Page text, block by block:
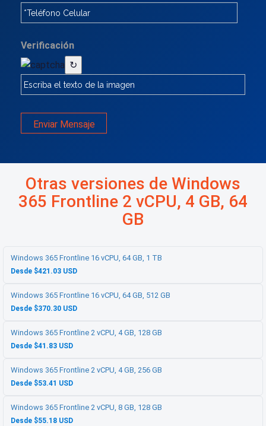
Verificación
↻
Enviar Mensaje
Otras versiones de Windows
365 Frontline 2 vCPU, 4 GB, 64
GB
Windows 365 Frontline 16 vCPU, 64 GB, 1 TB
Desde $421.03 USD
Windows 365 Frontline 16 vCPU, 64 GB, 512 GB
Desde $370.30 USD
Windows 365 Frontline 2 vCPU, 4 GB, 128 GB
Desde $41.83 USD
Windows 365 Frontline 2 vCPU, 4 GB, 256 GB
Desde $53.41 USD
Windows 365 Frontline 2 vCPU, 8 GB, 128 GB
Desde $55.18 USD